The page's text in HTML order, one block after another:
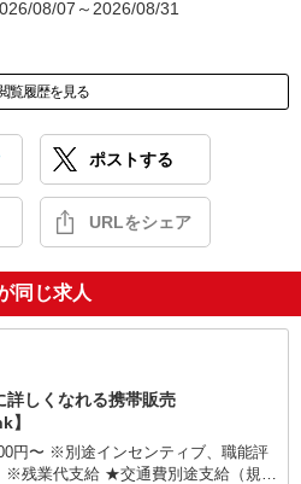
08/07～2026/08/31
覧履歴を見る
ポストする
URLをシェア
同じ求人
詳しくなれる携帯販売
】
円〜 ※別途インセンティブ、職能評
※残業代支給 ★交通費別途支給（規定